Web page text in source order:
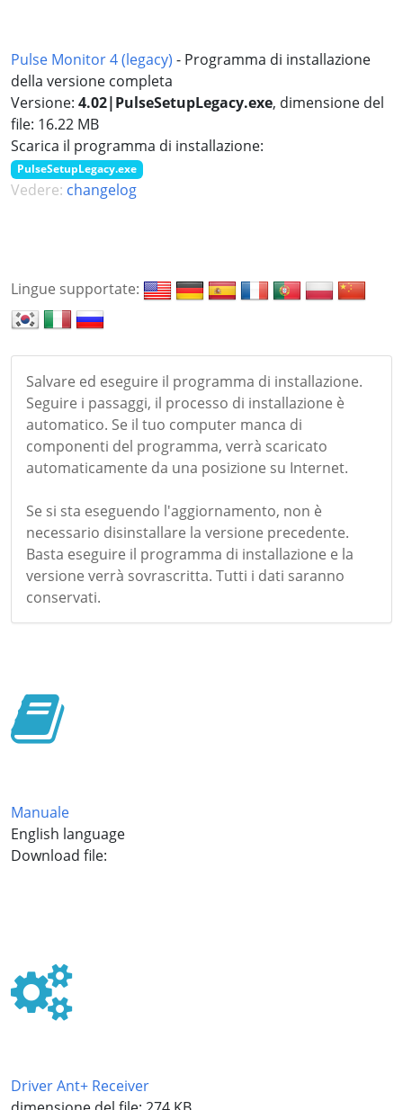
Pulse Monitor 4 (legacy) - Programma di installazione
della versione completa
Versione: 4.02|PulseSetupLegacy.exe, dimensione del
file: 16.22 MB
Scarica il programma di installazione:
PulseSetupLegacy.exe
Vedere: changelog
Lingue supportate:
Salvare ed eseguire il programma di installazione.
Seguire i passaggi, il processo di installazione è
automatico. Se il tuo computer manca di
componenti del programma, verrà scaricato
automaticamente da una posizione su Internet.
Se si sta eseguendo l'aggiornamento, non è
necessario disinstallare la versione precedente.
Basta eseguire il programma di installazione e la
versione verrà sovrascritta. Tutti i dati saranno
conservati.
Manuale
English language
Download file:
Driver Ant+ Receiver